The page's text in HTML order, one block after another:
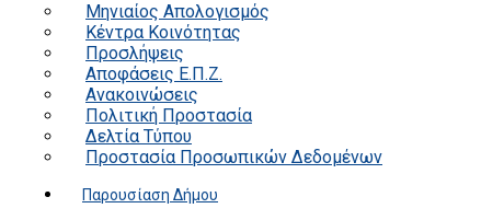
Μηνιαίος Απολογισμός
Κέντρα Κοινότητας
Προσλήψεις
Αποφάσεις Ε.Π.Ζ.
Ανακοινώσεις
Πολιτική Προστασία
Δελτία Τύπου
Προστασία Προσωπικών Δεδομένων
Παρουσίαση Δήμου